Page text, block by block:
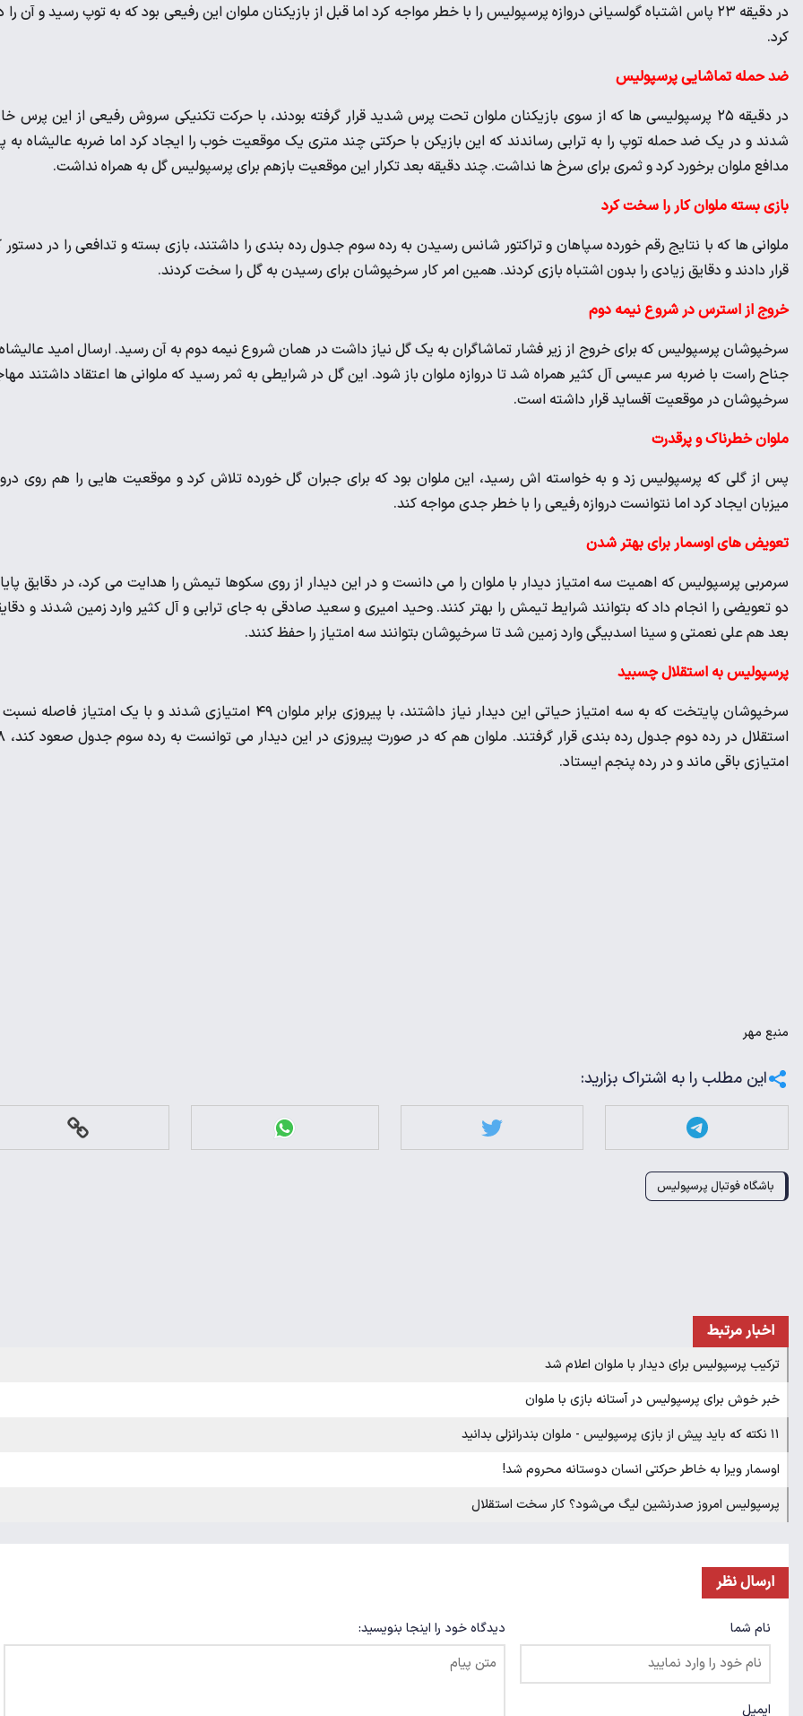
در دقیقه ۲۳ پاس اشتباه گولسیانی دروازه پرسپولیس را با خطر مواجه کرد اما قبل از بازیکنان ملوان این رفیعی بود که به توپ رسید و آن را
کرد.
ضد حمله تماشایی پرسپولیس
در دقیقه ۲۵ پرسپولیسی ها که از سوی بازیکنان ملوان تحت پرس شدید قرار گرفته بودند، با حرکت تکنیکی سروش رفیعی از این پرس
شدند و در یک ضد حمله توپ را به ترابی رساندند که این بازیکن با حرکتی چند متری یک موقعیت خوب را ایجاد کرد اما ضربه عالیشاه به
مدافع ملوان برخورد کرد و ثمری برای سرخ ها نداشت. چند دقیقه بعد تکرار این موقعیت بازهم برای پرسپولیس گل به همراه نداشت.
بازی بسته ملوان کار را سخت کرد
ملوانی ها که با نتایج رقم خورده سپاهان و تراکتور شانس رسیدن به رده سوم جدول رده بندی را داشتند، بازی بسته و تدافعی را در دستور
قرار دادند و دقایق زیادی را بدون اشتباه بازی کردند. همین امر کار سرخپوشان برای رسیدن به گل را سخت کردند.
خروج از استرس در شروع نیمه دوم
سرخپوشان پرسپولیس که برای خروج از زیر فشار تماشاگران به یک گل نیاز داشت در همان شروع نیمه دوم به آن رسید. ارسال امید
جناح راست با ضربه سر عیسی آل کثیر همراه شد تا دروازه ملوان باز شود. این گل در شرایطی به ثمر رسید که ملوانی ها اعتقاد داشتند
سرخپوشان در موقعیت آفساید قرار داشته است.
ملوان خطرناک و پرقدرت
پس از گلی که پرسپولیس زد و به خواسته اش رسید، این ملوان بود که برای جبران گل خورده تلاش کرد و موقعیت هایی را هم روی
میزبان ایجاد کرد اما نتوانست دروازه رفیعی را با خطر جدی مواجه کند.
تعویض های اوسمار برای بهتر شدن
سرمربی پرسپولیس که اهمیت سه امتیاز دیدار با ملوان را می دانست و در این دیدار از روی سکوها تیمش را هدایت می کرد، در دقایق
دو تعویضی را انجام داد که بتوانند شرایط تیمش را بهتر کنند. وحید امیری و سعید صادقی به جای ترابی و آل کثیر وارد زمین شدند و
بعد هم علی نعمتی و سینا اسدبیگی وارد زمین شد تا سرخپوشان بتوانند سه امتیاز را حفظ کنند.
پرسپولیس به استقلال چسبید
سرخپوشان پایتخت که به سه امتیاز حیاتی این دیدار نیاز داشتند، با پیروزی برابر ملوان ۴۹ امتیازی شدند و با یک امتیاز
استقلال در رده دوم
امتیازی باقی ماند و در رده پنجم ایستاد.
منبع مهر
این مطلب را به اشتراک بزارید:
باشگاه فوتبال پرسپولیس
اخبار مرتبط
ترکیب پرسپولیس برای دیدار با ملوان اعلام شد
خبر خوش برای پرسپولیس در آستانه بازی با ملوان
۱۱ نکته که باید پیش از بازی پرسپولیس - ملوان بندرانزلی بدانید
اوسمار ویرا به خاطر حرکتی انسان دوستانه محروم شد!
پرسپولیس امروز صدرنشین لیگ می‌شود؟ کار سخت استقلال
ارسال نظر
نام شما
ایمیل
دیدگاه خود را اینجا بنویسید: